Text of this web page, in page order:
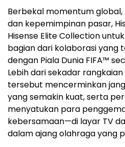
Berbekal momentum
dan kepemimpinan pasar,
Hisense Elite Collection
bagian dari kolaborasi yang
dengan Piala Dunia FIFA™
Lebih dari sekadar
tersebut mencerminkan
yang semakin kuat, serta
menyatukan para
kebersamaan—di layar TV
dalam ajang olahraga yang